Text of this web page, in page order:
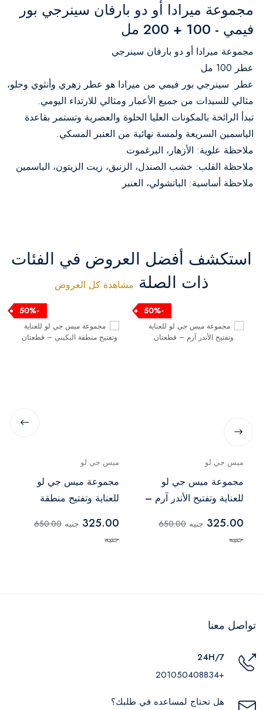
مجموعة ميرادا أو دو بارفان سينرجي بور
فيمي - 100 + 200 مل
مجموعة ميرادا أو دو بارفان سينرجي
عطر 100 مل
عطر سينرجي بور فيمي من ميرادا هو عطر زهري وأنثوي وحلو،
مثالي للسيدات من جميع الأعمار ومثالي للارتداء اليومي.
تبدأ الرائحة بالمكونات العليا الحلوة والعصرية وتستمر بقاعدة
الياسمين السريعة ولمسة نهائية من العنبر المسكي.
ملاحظة علوية: الأزهار، البرغموت
ملاحظة القلب: خشب الصندل، الزنبق، زيت الزيتون، الياسمين
ملاحظة أساسية: الباتشولي، العنبر
استكشف أفضل العروض في الفئات
ذات الصلة مشاهدة كل العروض
-50%
ميس جي لو
مجموعة ميس جي لو
للعناية وتفتيح الأندر آرم –
325.00 جنيه 650.00
جنيه
-50%
ميس جي لو
مجموعة ميس جي لو
للعناية وتفتيح منطقة
325.00 جنيه 650.00
جنيه
تواصل معنا
24H/7
+201050408834
هل تحتاج لمساعده في طلبك؟